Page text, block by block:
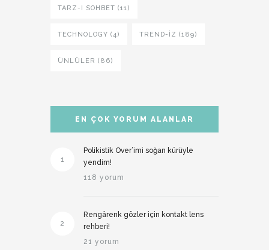
TARZ-I SOHBET (11)
TECHNOLOGY (4) TREND-IZ (189)
ÜNLÜLER (86)
EN ÇOK YORUM ALANLAR
1
Polikistik Over’imi soğan kürüyle
yendim!
118 yorum
2
Rengârenk gözler için kontakt lens
rehberi!
21 yorum